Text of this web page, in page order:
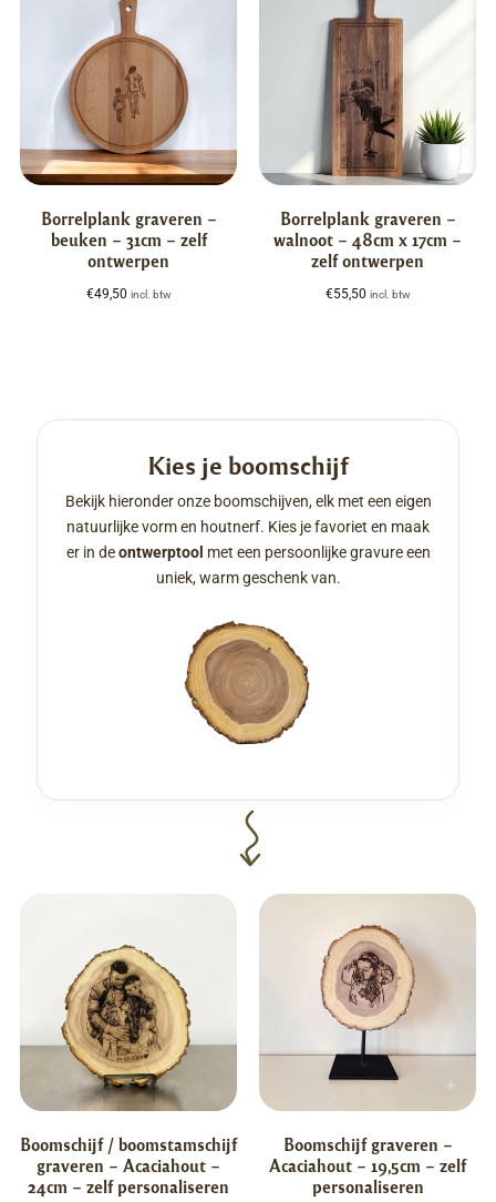
Borrelplank graveren –
beuken – 31cm – zelf
ontwerpen
€49,50 incl. btw
Borrelplank graveren –
walnoot – 48cm x 17cm –
zelf ontwerpen
€55,50 incl. btw
Kies je boomschijf
Bekijk hieronder onze boomschijven, elk met een eigen
natuurlijke vorm en houtnerf. Kies je favoriet en maak
er in deontwerptool met een persoonlijke gravure een
uniek, warm geschenk van.
Boomschijf / boomstamschijf
graveren – Acaciahout –
24cm – zelf personaliseren
Boomschijf graveren –
Acaciahout – 19,5cm – zelf
personaliseren